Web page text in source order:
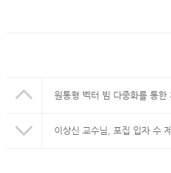
원통형 벡터 빔 다중화를 통